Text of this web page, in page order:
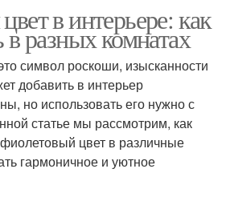
в интерьере: как
в разных комнатах
символ роскоши, изысканности
добавить в интерьер
но использовать его нужно с
статье мы рассмотрим, как
цвет в различные
гармоничное и уютное